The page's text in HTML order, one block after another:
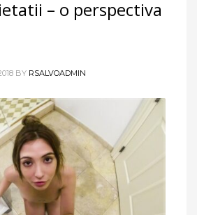
– o perspectiva
BY RSALVOADMIN